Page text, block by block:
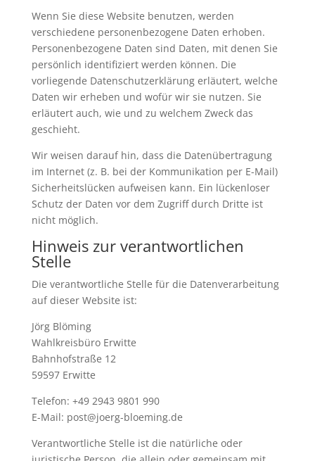
Wenn Sie diese Website benutzen, werden
verschiedene personenbezogene Daten erhoben.
Personenbezogene Daten sind Daten, mit denen Sie
persönlich identifiziert werden können. Die
vorliegende Datenschutzerklärung erläutert, welche
Daten wir erheben und wofür wir sie nutzen. Sie
erläutert auch, wie und zu welchem Zweck das
geschieht.
Wir weisen darauf hin, dass die Datenübertragung
im Internet (z. B. bei der Kommunikation per E-Mail)
Sicherheitslücken aufweisen kann. Ein lückenloser
Schutz der Daten vor dem Zugriff durch Dritte ist
nicht möglich.
Hinweis zur verantwortlichen
Stelle
Die verantwortliche Stelle für die Datenverarbeitung
auf dieser Website ist:
Jörg Blöming
Wahlkreisbüro Erwitte
Bahnhofstraße 12
59597 Erwitte
Telefon: +49 2943 9801 990
E-Mail: post@joerg-bloeming.de
Verantwortliche Stelle ist die natürliche oder